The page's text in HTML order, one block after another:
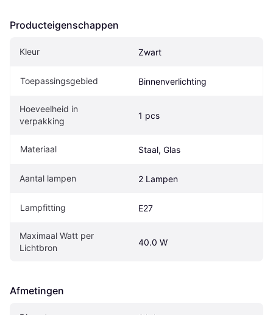
Producteigenschappen
Kleur Zwart
Toepassingsgebied Binnenverlichting
Hoeveelheid in
verpakking
1 pcs
Materiaal Staal, Glas
Aantal lampen 2 Lampen
Lampfitting E27
Maximaal Watt per
Lichtbron
40.0 W
Afmetingen